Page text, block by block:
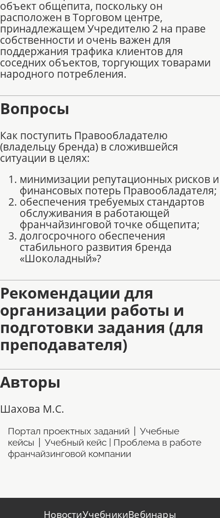
объект общепита, поскольку он
расположен в Торговом центре,
принадлежащем Учредителю 2 на праве
собственности и очень важен для
поддержания трафика клиентов для
соседних объектов, торгующих товарами
народного потребления.
Вопросы
Как поступить Правообладателю
(владельцу бренда) в сложившейся
ситуации в целях:
минимизации репутационных рисков и
финансовых потерь Правообладателя;
обеспечения требуемых стандартов
обслуживания в работающей
франчайзинговой точке общепита;
долгосрочного обеспечения
стабильного развития бренда
«Шоколадный»?
Рекомендации для
организации работы и
подготовки задания (для
преподавателя)
Авторы
Шахова М.С.
Портал проектных заданий | Учебные
кейсы | Учебный кейс | Проблема в работе
франчайзинговой компании
НовостиУчебникиВебинары